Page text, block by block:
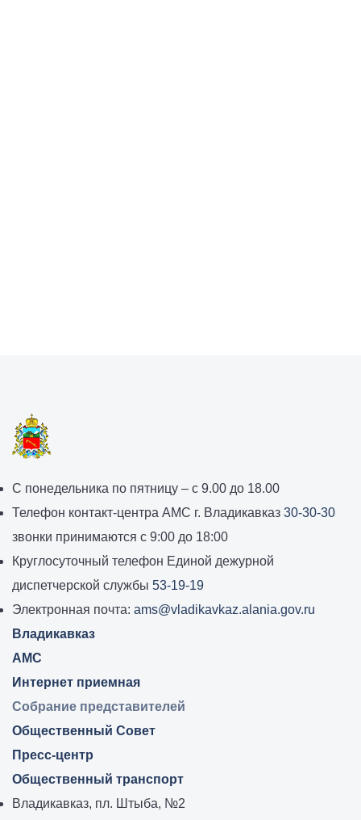
График
работы
администрации
местного
самоуправления
города
Владикавказ:
С понедельника по пятницу – с 9.00 до 18.00
Телефон контакт-центра АМС г. Владикавказ 30-30-30
звонки принимаются с 9:00 до 18:00
Круглосуточный телефон Единой дежурной
диспетчерской службы 53-19-19
Электронная почта: ams@vladikavkaz.alania.gov.ru
Владикавказ
АМС
Интернет приемная
Собрание представителей
Общественный Совет
Пресс-центр
Общественный транспорт
Владикавказ, пл. Штыба, №2